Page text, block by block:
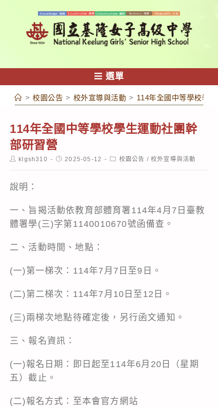
容
選單
> 校園公告 > 校外宣導與活動 > 114年全國中等學校學
114年全國中等學校學生運動社團幹
部研習營
Postklgsh310
Post2025-05-12
Post校園公告 / 校外宣導與活動
說明：
一、旨揭活動依教育部體育署114年4月7日臺教
體署學(三)字第1140010670號函備查。
二、活動時間、地點：
(一)第一梯次：114年7月7日至9日。
(二)第二梯次：114年7月10日至12日。
(三)兩梯次地點待確定後，另行函文通知。
三、報名資訊：
(一)報名日期：即日起至114年6月20日（星期
五）截止。
(二)報名方式：至本會官方網站